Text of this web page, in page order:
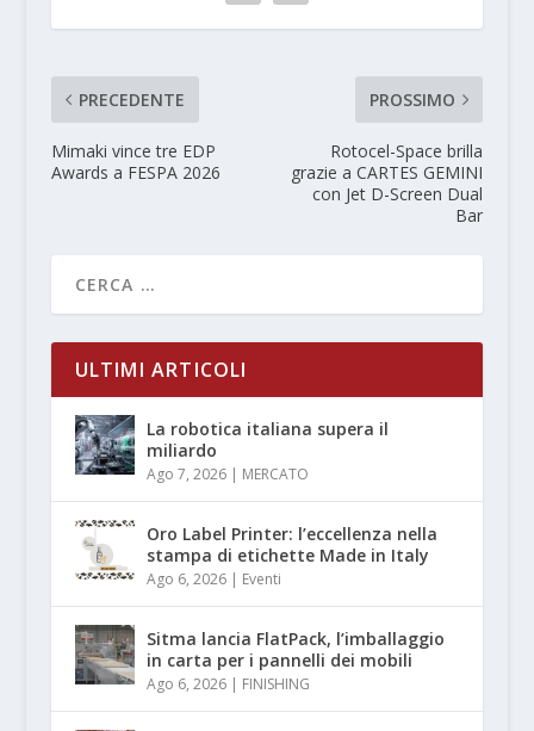
PRECEDENTE
Mimaki vince tre EDP
Awards a FESPA 2026
PROSSIMO
Rotocel-Space brilla
grazie a CARTES GEMINI
con Jet D-Screen Dual
Bar
ULTIMI ARTICOLI
La robotica italiana supera il
miliardo
Ago 7, 2026| MERCATO
Oro Label Printer: l’eccellenza nella
stampa di etichette Made in Italy
Ago 6, 2026| Eventi
Sitma lancia FlatPack, l’imballaggio
in carta per i pannelli dei mobili
Ago 6, 2026| FINISHING